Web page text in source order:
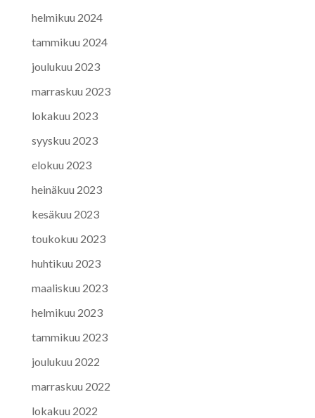
helmikuu 2024
tammikuu 2024
joulukuu 2023
marraskuu 2023
lokakuu 2023
syyskuu 2023
elokuu 2023
heinäkuu 2023
kesäkuu 2023
toukokuu 2023
huhtikuu 2023
maaliskuu 2023
helmikuu 2023
tammikuu 2023
joulukuu 2022
marraskuu 2022
lokakuu 2022